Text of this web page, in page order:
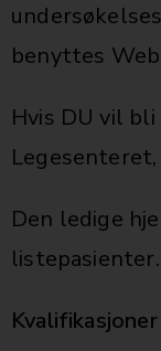
benyttes
Hvis DU vil
Den ledige
listepasienter.